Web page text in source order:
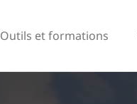
Outils et formations